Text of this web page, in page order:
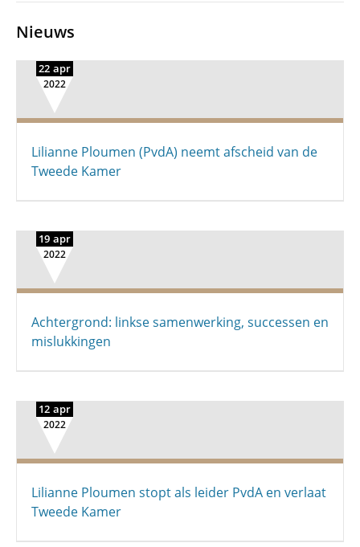
Nieuws
22 apr
2022
Lilianne Ploumen (PvdA) neemt afscheid van de
Tweede Kamer
19 apr
2022
Achtergrond: linkse samenwerking, successen en
mislukkingen
12 apr
2022
Lilianne Ploumen stopt als leider PvdA en verlaat
Tweede Kamer